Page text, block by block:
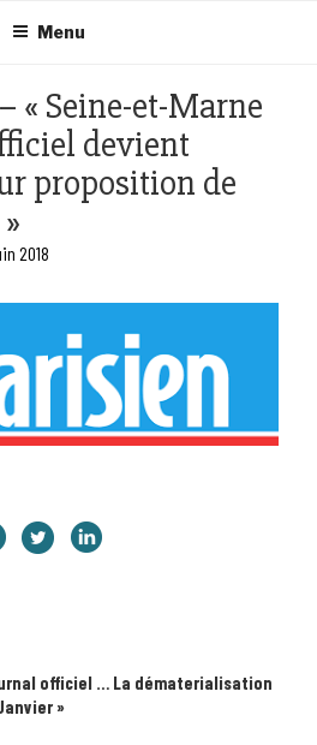
Menu
« Seine-et-Marne
devient
proposition de
2018
officiel … La dématerialisation
»